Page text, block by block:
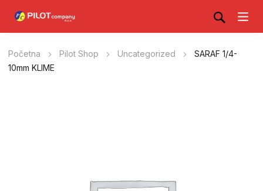
Početna Pilot Shop Uncategorized
SARAF 1/4-
10mm KLIME